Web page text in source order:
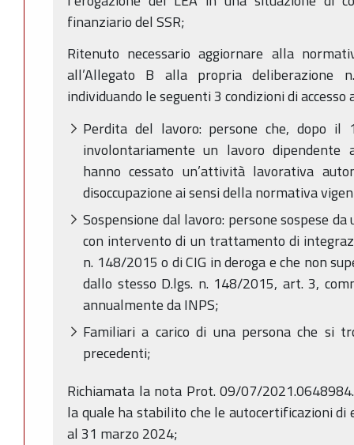
finanziario del SSR;
Ritenuto necessario aggiornare alla
all’Allegato B alla propria deliberazione
individuando le seguenti 3 condizioni di accesso
Perdita del lavoro: persone che, dopo
involontariamente un lavoro
hanno cessato un’attività lavorativa
disoccupazione ai sensi della normativa
Sospensione dal lavoro: persone sospese
con intervento di un trattamento di
n. 148/2015 o di CIG in deroga e che non
dallo stesso D.lgs. n. 148/2015, art. 3,
annualmente da INPS;
Familiari a carico di una persona che si
precedenti;
Richiamata la nota Prot. 09/07/
la quale ha stabilito che le autocertificazioni di
al 31 marzo 2024;